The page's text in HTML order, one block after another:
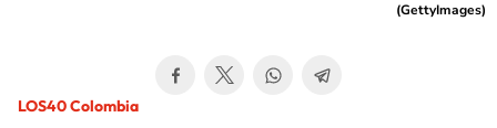
(GettyImages)
LOS40 Colombia